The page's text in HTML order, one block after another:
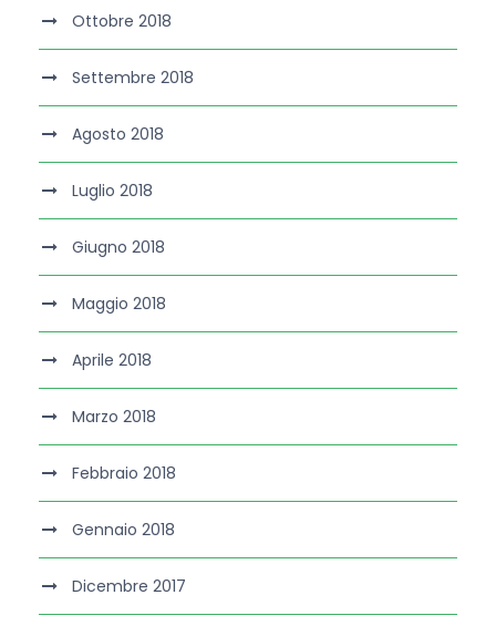
Ottobre 2018
Settembre 2018
Agosto 2018
Luglio 2018
Giugno 2018
Maggio 2018
Aprile 2018
Marzo 2018
Febbraio 2018
Gennaio 2018
Dicembre 2017